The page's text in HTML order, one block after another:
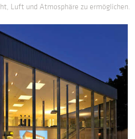
Luft und Atmosphäre zu ermöglichen.